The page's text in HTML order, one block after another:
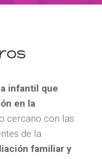
infantil que
en la
cercano con las
de la
familiar y